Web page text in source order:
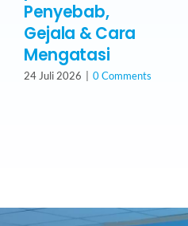
Penyebab,
Gejala & Cara
Mengatasi
24 Juli 2026 0 Comments